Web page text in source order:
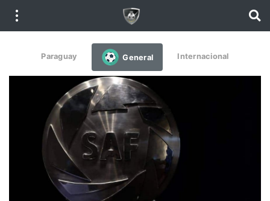
Paraguay General Internacional